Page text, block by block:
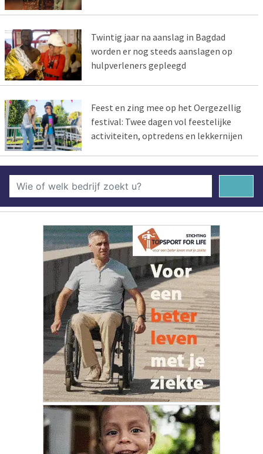
Twintig jaar na aanslag in Bagdad
worden er nog steeds aanslagen op
hulpverleners gepleegd
Feest en zing mee op het Oergezellig
festival: Twee dagen vol feestelijke
activiteiten, optredens en lekkernijen